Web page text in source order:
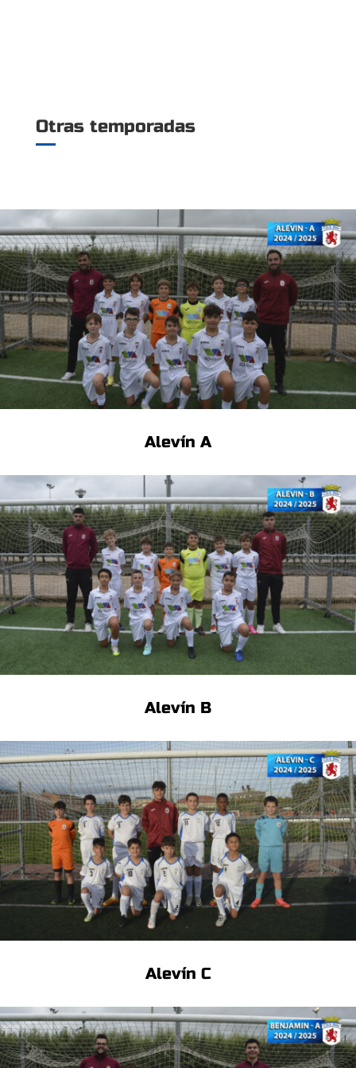
Otras temporadas
Alevín A
Alevín B
Alevín C